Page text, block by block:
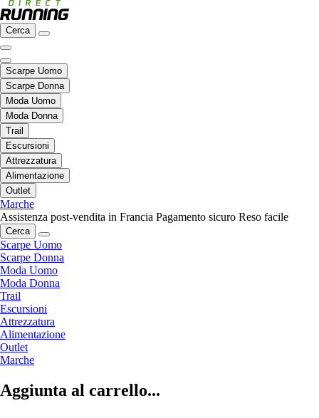
Cerca
Scarpe Uomo
Scarpe Donna
Moda Uomo
Moda Donna
Trail
Escursioni
Attrezzatura
Alimentazione
Outlet
Marche
Assistenza post-vendita in Francia Pagamento sicuro Reso facile
Cerca
Scarpe Uomo
Scarpe Donna
Moda Uomo
Moda Donna
Trail
Escursioni
Attrezzatura
Alimentazione
Outlet
Marche
Aggiunta al carrello...